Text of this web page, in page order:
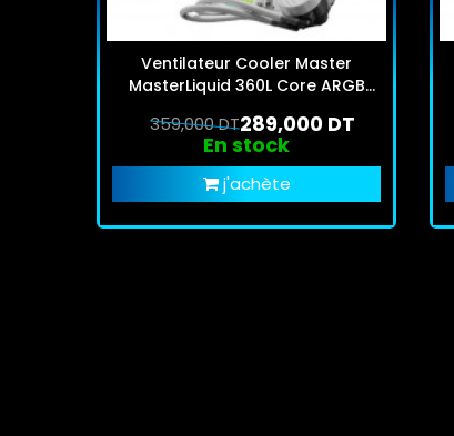
Ventilateur Cooler Master
MasterLiquid 360L Core ARGB
289,000 DT
359,000 DT
En stock
j'achète